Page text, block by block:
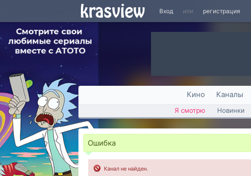
Вход или регистрация
Кино Каналы
Я смотрю Новинки
Ошибка
Канал не найден.